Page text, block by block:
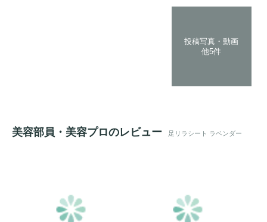
投稿写真・動画
他5件
美容部員・美容プロのレビュー 足リラシート ラベンダー